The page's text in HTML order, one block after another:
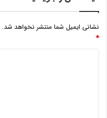
نشانی ایمیل شما منتشر نخواهد شد.
*